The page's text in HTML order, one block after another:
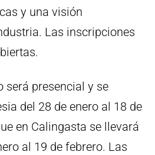
y una visión
Las inscripciones
será presencial y se
del 28 de enero al 18 de
en Calingasta se llevará
al 19 de febrero. Las